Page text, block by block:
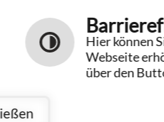
Impressum
Datenschutzerklärung
Hilfe
Inhaltsverzeichnis
Kontrastseite
Hier können
Webseite
über den